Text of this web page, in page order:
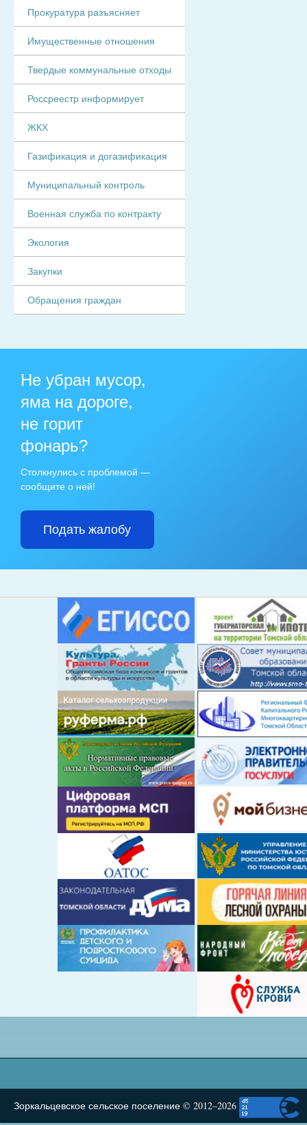
Прокуратура разъясняет
Имущественные отношения
Твердые коммунальные отходы
Россреестр информирует
ЖКХ
Газификация и догазификация
Муниципальный контроль
Военная служба по контракту
Экология
Закупки
Обращения граждан
Не убран мусор,
яма на дороге,
не горит
фонарь?
Столкнулись с проблемой —
сообщите о ней!
Подать жалобу
Зоркальцевское сельское поселение © 2012–2026